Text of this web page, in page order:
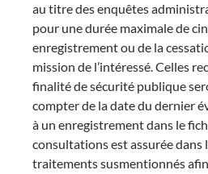
au titre des enquêtes
pour une durée maximale de
enregistrement ou de la
mission de l’intéressé. Celles
finalité de sécurité publique
compter de la date du dernier
à un enregistrement dans le
consultations est assurée dans
traitements susmentionnés